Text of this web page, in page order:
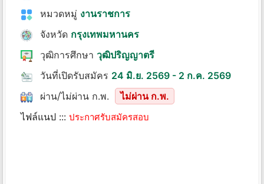
หมวดหมู่ งานราชการ
จังหวัด กรุงเทพมหานคร
วุฒิการศึกษา วุฒิปริญญาตรี
วันที่เปิดรับสมัคร 24 มิ.ย. 2569 - 2 ก.ค. 2569
ผ่าน/ไม่ผ่าน ก.พ.
ไม่ผ่าน ก.พ.
ไฟล์แนป ::: ประกาศรับสมัครสอบ